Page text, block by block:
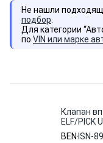
Не нашли
подбор
Для категории
по VIN или марке
Клапан
ELF/PICK
BEN ISN-89